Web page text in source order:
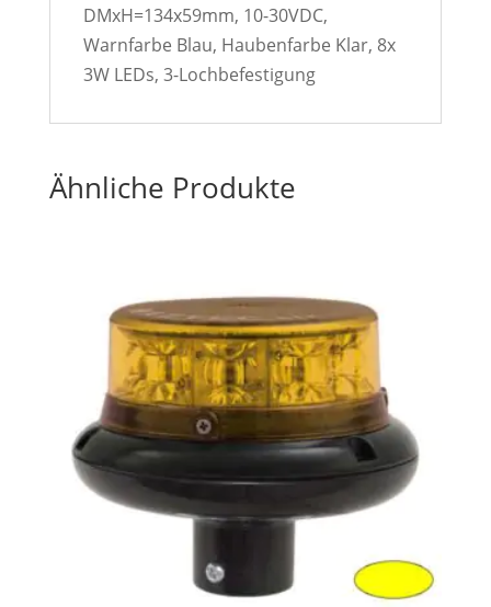
DMxH=134x59mm, 10-30VDC,
Warnfarbe Blau, Haubenfarbe Klar, 8x
3W LEDs, 3-Lochbefestigung
Ähnliche Produkte